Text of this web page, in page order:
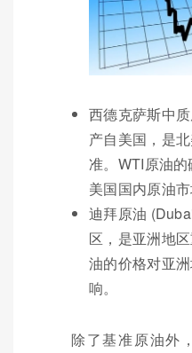
西德克萨斯中
产自美国，是
准。WTI原油
美国国内原油
迪拜原油
区，是亚洲地
油的价格对亚
响。
除了基准原油外